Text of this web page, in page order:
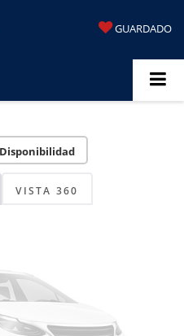
GUARDADO
VISTA 360
revise luego